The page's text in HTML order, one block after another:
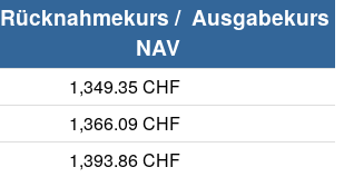
Rücknahmekurs /
NAV
Ausgabekurs
1,349.35 CHF
1,366.09 CHF
1,393.86 CHF